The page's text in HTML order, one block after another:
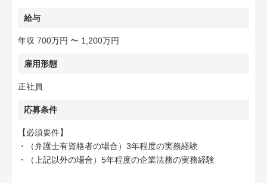
給与
年収 700万円 〜 1,200万円
雇用形態
正社員
応募条件
【必須要件】
・（弁護士有資格者の場合）3年程度の実務経験
・（上記以外の場合）5年程度の企業法務の実務経験